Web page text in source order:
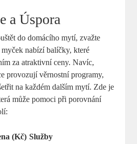
a Úspora
do domácího mytí, zvažte
nabízí balíčky, které
za atraktivní ceny. Navíc,
provozují věrnostní programy,
na každém dalším mytí. Zde je
může pomoci při porovnání
(Kč) Služby